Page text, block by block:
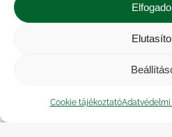
Cookie tájékoztató
Agrárpiaci